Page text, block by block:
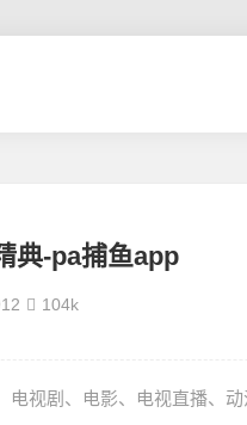
典-pa捕鱼app
104k
电视剧、电影、电视直播、